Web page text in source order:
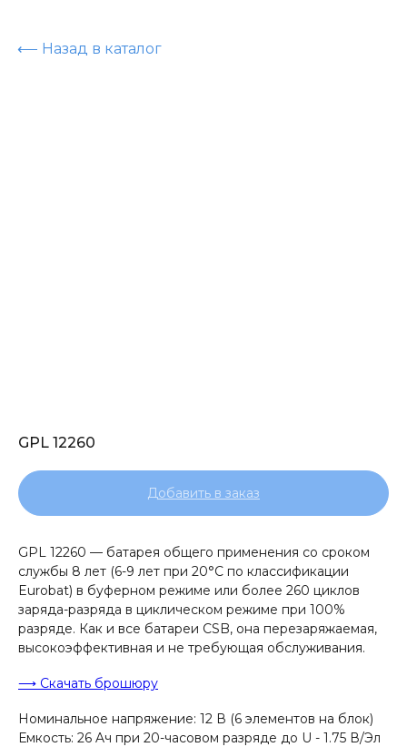
⟵ Назад в каталог
GPL 12260
Добавить в заказ
GPL 12260 — батарея общего применения со сроком
службы 8 лет (6-9 лет при 20°С по классификации
Eurobat) в буферном режиме или более 260 циклов
заряда-разряда в циклическом режиме при 100%
разряде. Как и все батареи CSB, она перезаряжаемая,
высокоэффективная и не требующая обслуживания.
⟶ Скачать брошюру
Номинальное напряжение: 12 В (6 элементов на блок)
Емкость: 26 Aч при 20-часовом разряде до U - 1.75 В/Эл